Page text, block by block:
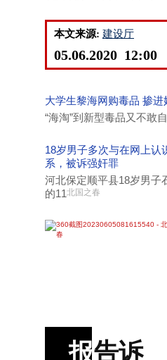
本文来源: 建设厅
05.06.2020 12:00
大学生黎海网购毒品 掺进
“海淘”到新型毒品又不敢
18岁男子多次与在网上认
系，被诉强奸罪
河北保定顺平县18岁男子
的11北国之春
报告诉